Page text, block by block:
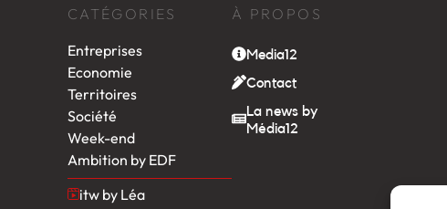
CATÉGORIES
Entreprises
Economie
Territoires
Société
Week-end
Ambition by EDF
itw by Léa
À PROPOS
Media12
Contact
La news by
Média12